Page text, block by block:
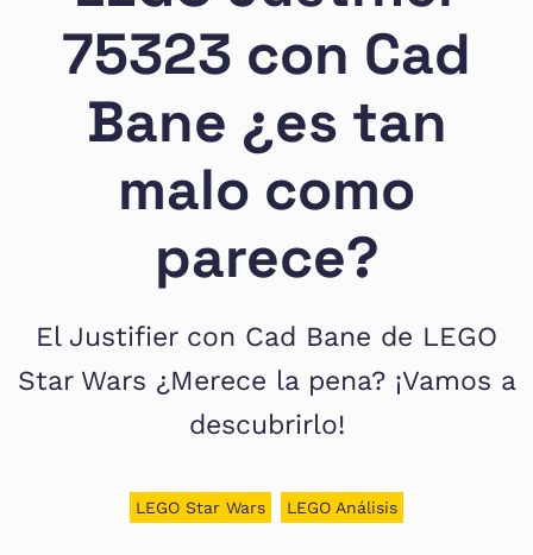
amantes75323 con Cad
Bane ¿es tan
malo como
parece?
El Justifier con Cad Bane de LEGO
Star Wars ¿Merece la pena? ¡Vamos a
descubrirlo!
LEGO Star Wars LEGO Análisis